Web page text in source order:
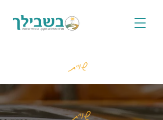
שו"ת
שו"ת